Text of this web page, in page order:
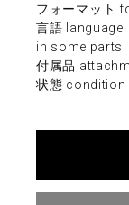
フォーマット
言語 language
in some parts
付属品
状態 condition